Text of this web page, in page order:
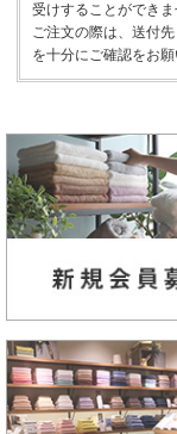
受けすることができま
ご注文の際は、送付
を十分にご確認をお願